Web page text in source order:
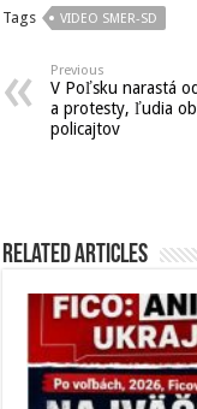
Tags VIDEO SMER-SD
Previous
V Poľsku narastá
a protesty, ľudia
policajtov
Related Articles